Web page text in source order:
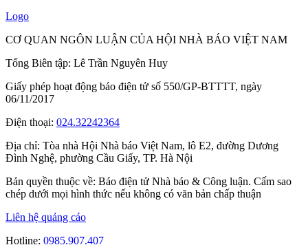
Logo
CƠ QUAN NGÔN LUẬN CỦA HỘI NHÀ BÁO VIỆT NAM
Tổng Biên tập: Lê Trần Nguyên Huy
Giấy phép hoạt động báo điện tử số 550/GP-BTTTT, ngày
06/11/2017
Điện thoại: 024.32242364
Địa chỉ: Tòa nhà Hội Nhà báo Việt Nam, lô E2, đường Dương
Đình Nghệ, phường Cầu Giấy, TP. Hà Nội
Bản quyền thuộc về: Báo điện tử Nhà báo & Công luận. Cấm sao
chép dưới mọi hình thức nếu không có văn bản chấp thuận
Liên hệ quảng cáo
Hotline: 0985.907.407